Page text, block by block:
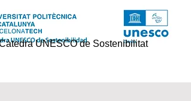
UNESCO de Sostenibilitat